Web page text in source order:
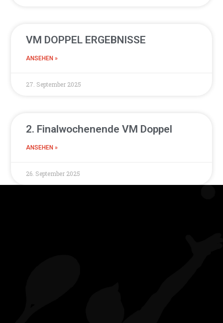
VM DOPPEL ERGEBNISSE
ANSEHEN »
27. September 2025
2. Finalwochenende VM Doppel
ANSEHEN »
26. September 2025